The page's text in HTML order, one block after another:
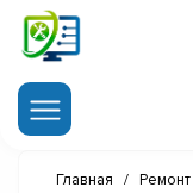
Главная /